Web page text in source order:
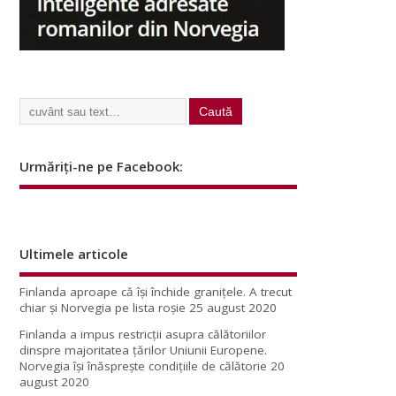
Urmăriți-ne pe Facebook:
Ultimele articole
Finlanda aproape că își închide granițele. A trecut
chiar și Norvegia pe lista roșie 25 august 2020
Finlanda a impus restricţii asupra călătoriilor
dinspre majoritatea ţărilor Uniunii Europene.
Norvegia își înăsprește condițiile de călătorie 20
august 2020